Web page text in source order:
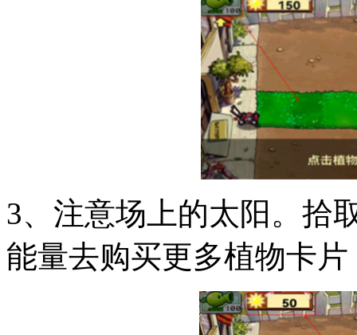
3、注意场上的太阳。拾
能量去购买更多植物卡